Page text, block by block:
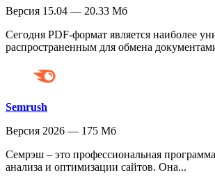
Версия 15.04 — 20.33 Мб
Сегодня PDF-формат является наиболее
распространенным для обмена
Semrush
Версия 2026 — 175 Мб
Семрэш – это профессиональная
анализа и оптимизации сайтов. Она...